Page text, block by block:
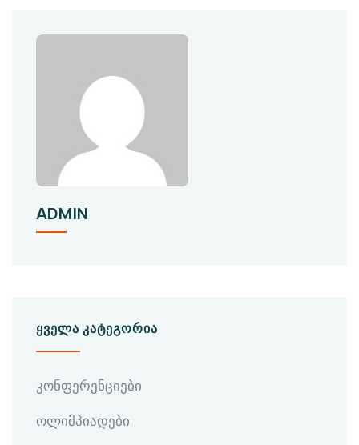
ADMIN
ᲧᲕᲔᲚᲐ ᲙᲐᲢᲔᲒᲝᲠᲘᲐ
კონფერენციები
ოლიმპიადები